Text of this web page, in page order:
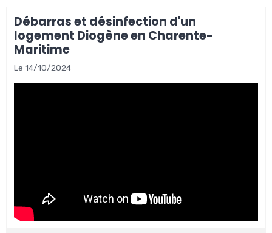
Débarras et désinfection d'un
logement Diogène en Charente-
Maritime
Le 14/10/2024